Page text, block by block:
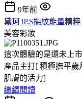
9年前
黛珂 iP.S撫紋能量精粹
美容彩妝
這次體驗的是還未上
產品主打[ 積極撫平歲
肌膚的活力]
繼續閱讀